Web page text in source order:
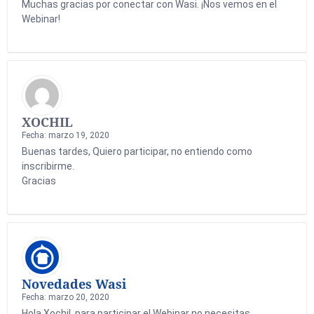
Muchas gracias por conectar con Wasi. ¡Nos vemos en el
Webinar!
XOCHIL
Fecha: marzo 19, 2020
Buenas tardes, Quiero participar, no entiendo como
inscribirme.
Gracias
Novedades Wasi
Fecha: marzo 20, 2020